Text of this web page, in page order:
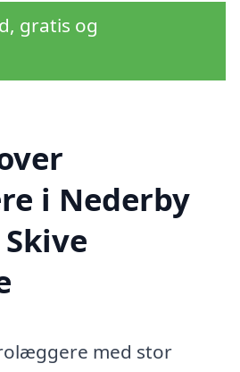
gratis og
i Nederby
med stor